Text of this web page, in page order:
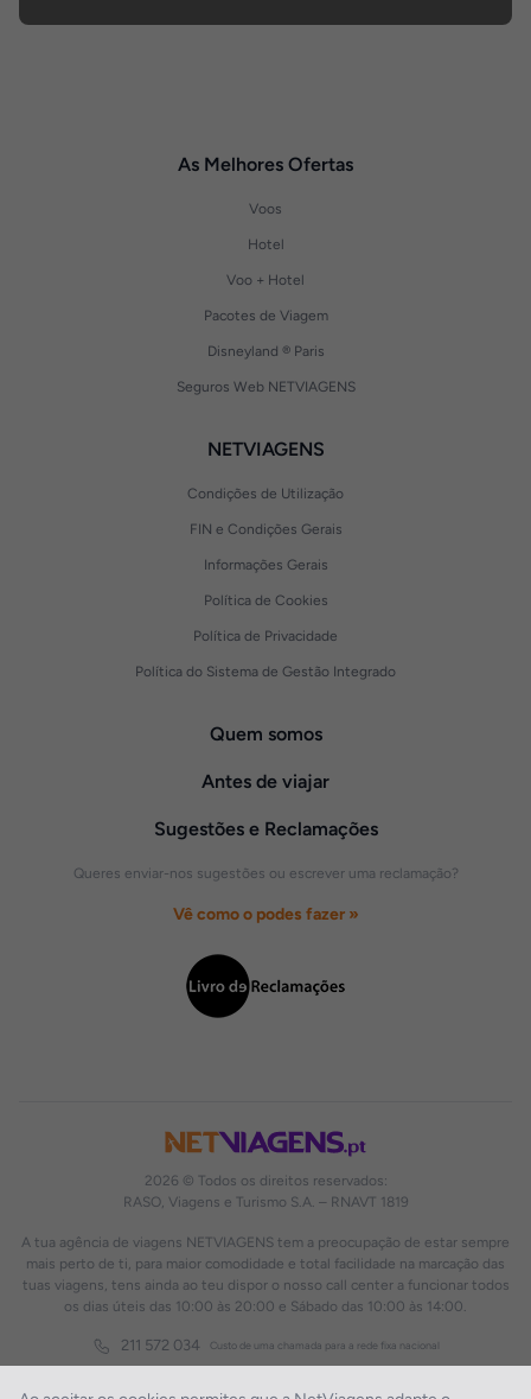
2026 © Todos os direitos reservados:
RASO, Viagens e Turismo S.A. – RNAVT 1819
A tua agência de viagens NETVIAGENS tem a preocupação de estar sempre
mais perto de ti, para maior comodidade e total facilidade na marcação das
tuas viagens, tens ainda ao teu dispor o nosso call center a funcionar todos
os dias úteis das 10:00 às 20:00 e Sábado das 10:00 às 14:00.
211 572 034 Custo de uma chamada para a rede fixa nacional
As Melhores Ofertas
Voos
Hotel
Voo + Hotel
Pacotes de Viagem
Disneyland ® Paris
Seguros Web NETVIAGENS
NETVIAGENS
Condições de Utilização
FIN e Condições Gerais
Informações Gerais
Política de Cookies
Política de Privacidade
Política do Sistema de Gestão Integrado
Quem somos
Antes de viajar
Sugestões e Reclamações
Queres enviar-nos sugestões ou escrever uma reclamação?
Vê como o podes fazer »